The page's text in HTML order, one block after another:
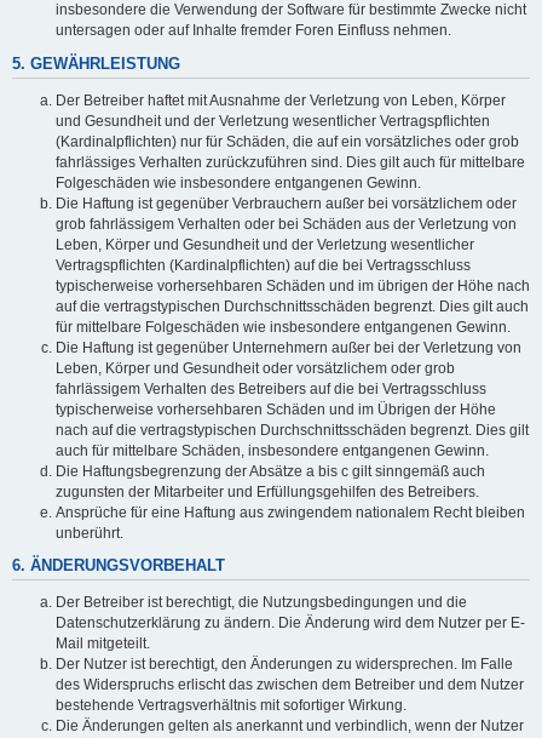
insbesondere die Verwendung der Software für bestimmte Zwecke nicht
untersagen oder auf Inhalte fremder Foren Einfluss nehmen.
5. GEWÄHRLEISTUNG
Der Betreiber haftet mit Ausnahme der Verletzung von Leben, Körper
und Gesundheit und der Verletzung wesentlicher Vertragspflichten
(Kardinalpflichten) nur für Schäden, die auf ein vorsätzliches oder grob
fahrlässiges Verhalten zurückzuführen sind. Dies gilt auch für mittelbare
Folgeschäden wie insbesondere entgangenen Gewinn.
Die Haftung ist gegenüber Verbrauchern außer bei vorsätzlichem oder
grob fahrlässigem Verhalten oder bei Schäden aus der Verletzung von
Leben, Körper und Gesundheit und der Verletzung wesentlicher
Vertragspflichten (Kardinalpflichten) auf die bei Vertragsschluss
typischerweise vorhersehbaren Schäden und im übrigen der Höhe nach
auf die vertragstypischen Durchschnittsschäden begrenzt. Dies gilt auch
für mittelbare Folgeschäden wie insbesondere entgangenen Gewinn.
Die Haftung ist gegenüber Unternehmern außer bei der Verletzung von
Leben, Körper und Gesundheit oder vorsätzlichem oder grob
fahrlässigem Verhalten des Betreibers auf die bei Vertragsschluss
typischerweise vorhersehbaren Schäden und im Übrigen der Höhe
nach auf die vertragstypischen Durchschnittsschäden begrenzt. Dies gilt
auch für mittelbare Schäden, insbesondere entgangenen Gewinn.
Die Haftungsbegrenzung der Absätze a bis c gilt sinngemäß auch
zugunsten der Mitarbeiter und Erfüllungsgehilfen des Betreibers.
Ansprüche für eine Haftung aus zwingendem nationalem Recht bleiben
unberührt.
6. ÄNDERUNGSVORBEHALT
Der Betreiber ist berechtigt, die Nutzungsbedingungen und die
Datenschutzerklärung zu ändern. Die Änderung wird dem Nutzer per E-
Mail mitgeteilt.
Der Nutzer ist berechtigt, den Änderungen zu widersprechen. Im Falle
des Widerspruchs erlischt das zwischen dem Betreiber und dem Nutzer
bestehende Vertragsverhältnis mit sofortiger Wirkung.
Die Änderungen gelten als anerkannt und verbindlich, wenn der Nutzer